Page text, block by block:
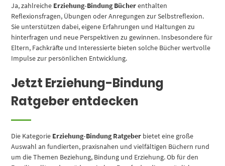
Ja, zahlreiche Erziehung-Bindung Bücherenthalten
Reflexionsfragen, Übungen oder Anregungen zur Selbstreflexion.
Sie unterstützen dabei, eigene Erfahrungen und Haltungen zu
hinterfragen und neue Perspektiven zu gewinnen. Insbesondere für
Eltern, Fachkräfte und Interessierte bieten solche Bücher wertvolle
Impulse zur persönlichen Entwicklung.
Jetzt Erziehung-Bindung
Ratgeber entdecken
Die Kategorie Erziehung-Bindung Ratgeber bietet eine große
Auswahl an fundierten, praxisnahen und vielfältigen Büchern rund
um die Themen Beziehung, Bindung und Erziehung. Ob für den